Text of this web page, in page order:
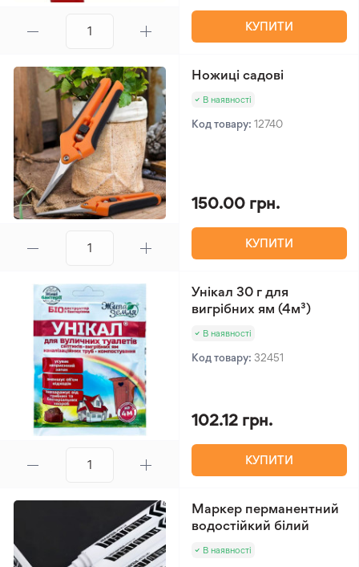
КУПИТИ
Ножиці садові
В наявності
Код товару: 12740
150.00 грн.
КУПИТИ
Унікал 30 г для
вигрібних ям (4м³)
В наявності
Код товару: 32451
102.12 грн.
КУПИТИ
Маркер перманентний
водостійкий білий
В наявності